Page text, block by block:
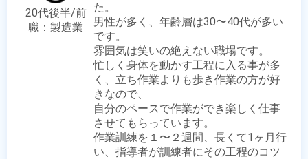
20代後半/前
職：製造業
た。
男性が多く、年齢層は30〜40代が多い
です。
雰囲気は笑いの絶えない職場です。
忙しく身体を動かす工程に入る事が多
く、立ち作業よりも歩き作業の方が好
きなので、
自分のペースで作業ができ楽しく仕事
させてもらっています。
作業訓練を１〜２週間、長くて1ヶ月行
い、指導者が訓練者にその工程のコツ